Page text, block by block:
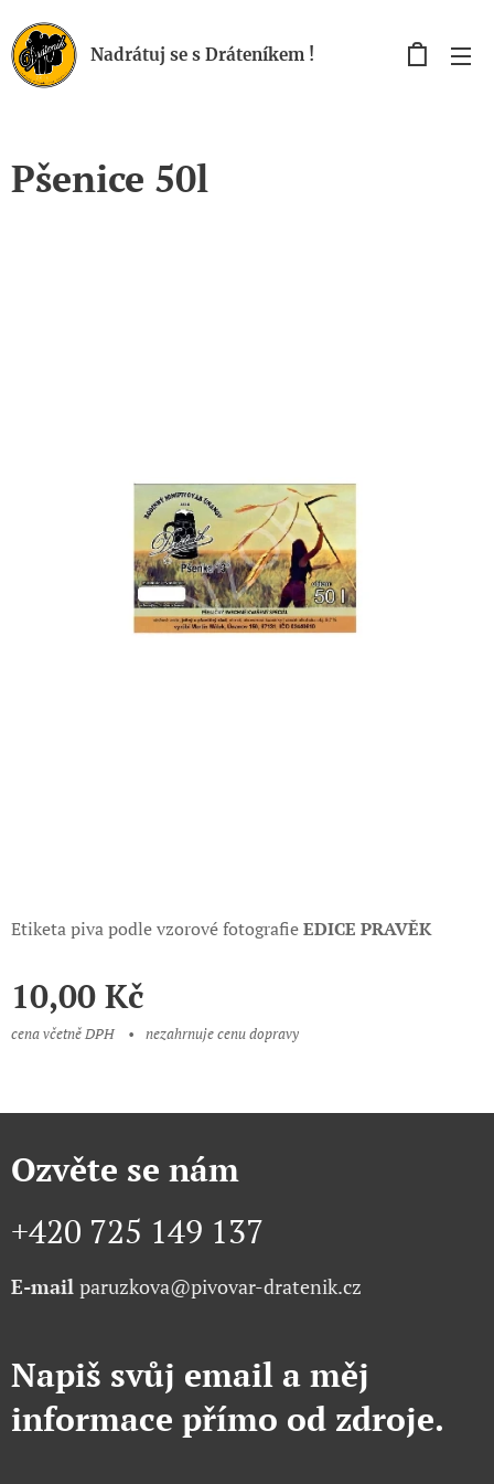
Nadrátuj se s Dráteníkem !
Pšenice 50l
Etiketa piva podle vzorové fotografieEDICE PRAVĚK
10,00 Kč
cena včetně DPH nezahrnuje cenu dopravy
Ozvěte se nám
+420 725 149 137
E-mail paruzkova@pivovar-dratenik.cz
Napiš svůj email a měj
informace přímo od zdroje.